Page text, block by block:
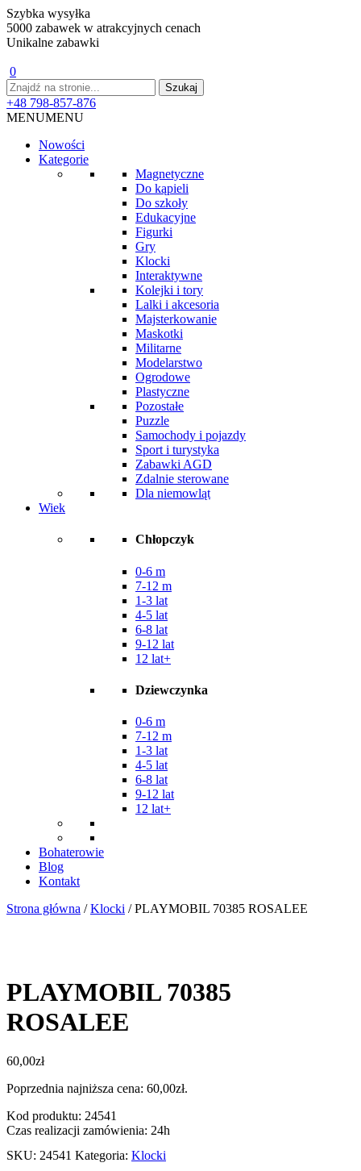
Szybka wysyłka
5000 zabawek w atrakcyjnych cenach
Unikalne zabawki
0
+48 798-857-876
MENUMENU
Nowości
Kategorie
Magnetyczne
Do kąpieli
Do szkoły
Edukacyjne
Figurki
Gry
Klocki
Interaktywne
Kolejki i tory
Lalki i akcesoria
Majsterkowanie
Maskotki
Militarne
Modelarstwo
Ogrodowe
Plastyczne
Pozostałe
Puzzle
Samochody i pojazdy
Sport i turystyka
Zabawki AGD
Zdalnie sterowane
Dla niemowląt
Wiek
Chłopczyk
0-6 m
7-12 m
1-3 lat
4-5 lat
6-8 lat
9-12 lat
12 lat+
Dziewczynka
0-6 m
7-12 m
1-3 lat
4-5 lat
6-8 lat
9-12 lat
12 lat+
Bohaterowie
Blog
Kontakt
Strona główna /Klocki / PLAYMOBIL 70385 ROSALEE
PLAYMOBIL 70385
ROSALEE
60,00zł
Poprzednia najniższa cena: 60,00zł.
Kod produktu: 24541
Czas realizacji zamówienia: 24h
SKU: 24541 Kategoria: Klocki